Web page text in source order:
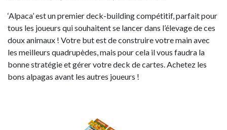
‘Alpaca’ est un premier deck-building compétitif, parfait pour
tous les joueurs qui souhaitent se lancer dans l’élevage de ces
doux animaux ! Votre but est de construire votre main avec
les meilleurs quadrupèdes, mais pour cela il vous faudra la
bonne stratégie et gérer votre deck de cartes. Achetez les
bons alpagas avant les autres joueurs !